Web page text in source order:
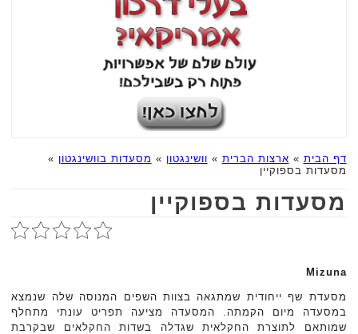
דף הבית » ארצות הברית » וושינגטון » מסעדות בוושינגטון »
מסעדות בספוקיין
מסעדות בספוקיין
Mizuna
מסעדת שף ייחודית שמתגאה בצוות השפים המנוסה שלה שנמצא
במסעדה מיום הקמתה. המסעדה מציעה תפריט עונתי מתחלף
שמותאם לתוצרת החקלאית שגדלה בשדות החקלאים שבקרבת